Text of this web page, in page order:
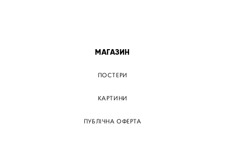
МАГАЗИН
ПОСТЕРИ
КАРТИНИ
ПУБЛІЧНА ОФЕРТА